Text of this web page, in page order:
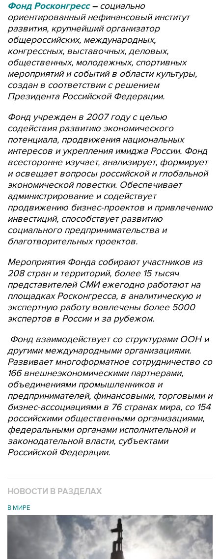
Фонд Росконгресс– социально
ориентированный нефинансовый институт
развития, крупнейший организатор
общероссийских, международных,
конгрессных, выставочных, деловых,
общественных, молодежных, спортивных
мероприятий и событий в области культуры,
создан в соответствии с решением
Президента Российской Федерации.
Фонд учрежден в 2007 году с целью
содействия развитию экономического
потенциала, продвижения национальных
интересов и укрепления имиджа России. Фонд
всесторонне изучает, анализирует, формирует
и освещает вопросы российской и глобальной
экономической повестки. Обеспечивает
администрирование и содействует
продвижению бизнес-проектов и привлечению
инвестиций, способствует развитию
социального предпринимательства и
благотворительных проектов.
Мероприятия Фонда собирают участников из
208 стран и территорий, более 15 тысяч
представителей СМИ ежегодно работают на
площадках Росконгресса, в аналитическую и
экспертную работу вовлечены более 5000
экспертов в России и за рубежом.
Фонд взаимодействует со структурами ООН и
другими международными организациями.
Развивает многоформатное сотрудничество со
166 внешнеэкономическими партнерами,
объединениями промышленников и
предпринимателей, финансовыми, торговыми и
бизнес-ассоциациями в 76 странах мира, со 154
российскими общественными организациями,
федеральными органами исполнительной и
законодательной власти, субъектами
Российской Федерации.
НОВОСТИ В РАЗДЕЛАХ
В МИРЕ